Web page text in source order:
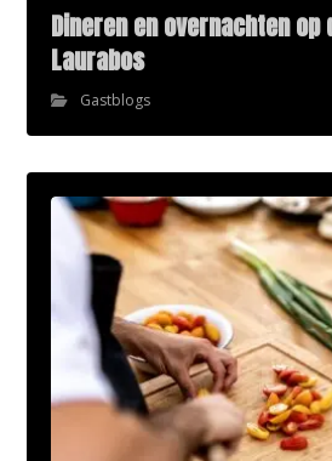
Dineren en overnachten op
Laurabos
Gastblogs